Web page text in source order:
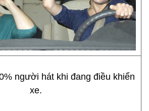
người hát khi đang điều khiển
xe.